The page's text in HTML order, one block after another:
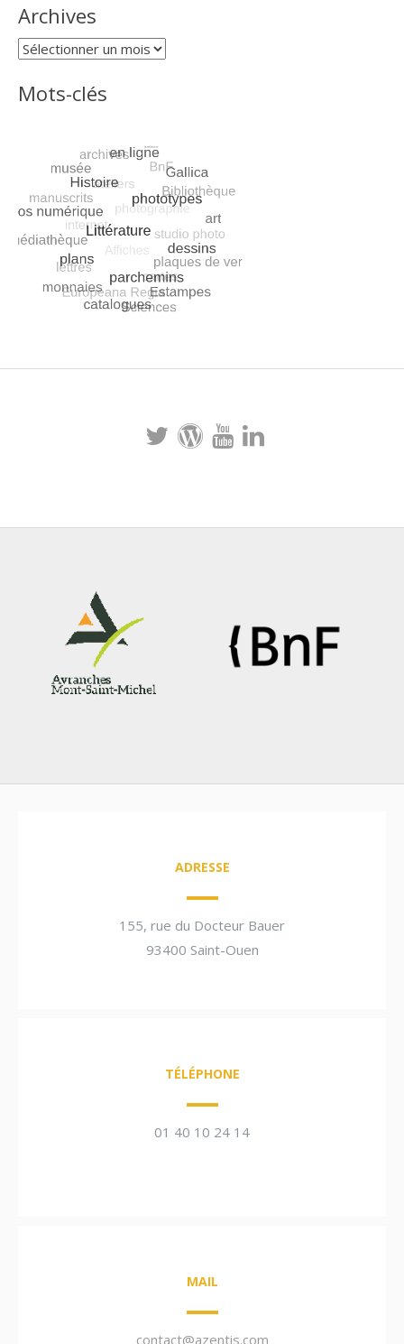
Archives
Archives
Mots-clés
ADRESSE
155, rue du Docteur Bauer
93400 Saint-Ouen
TÉLÉPHONE
01 40 10 24 14
MAIL
contact@azentis.com